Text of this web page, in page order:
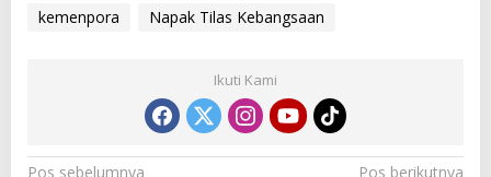
kemenpora
Napak Tilas Kebangsaan
Ikuti Kami
Pos sebelumnya
Pos berikutnya